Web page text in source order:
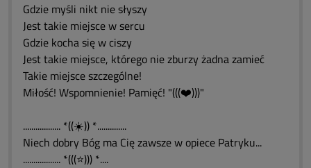
Gdzie myśli nikt nie słyszy
Jest takie miejsce w sercu
Gdzie kocha się w ciszy
Jest takie miejsce, którego nie zburzy żadna zamieć
Takie miejsce szczególne!
Miłość! Wspomnienie! Pamięć! "(((❤️)))"
.................. *((☀️)) *..............
Niech dobry Bóg ma Cię zawsze w opiece Patryku...
.................. *(((⭐))) *....